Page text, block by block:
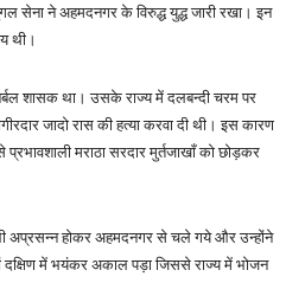
सेना ने अहमदनगर के विरुद्ध युद्ध जारी रखा। इन
थी।
शासक था। उसके राज्य में दलबन्दी चरम पर
जादो रास की हत्या करवा दी थी। इस कारण
मराठा सरदार मुर्तजाखाँ को छोड़कर
अप्रसन्न होकर अहमदनगर से चले गये और उन्होंने
दक्षिण में भयंकर अकाल पड़ा जिससे राज्य में भोजन